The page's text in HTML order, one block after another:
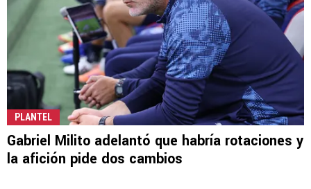
PLANTEL
Gabriel Milito adelantó que habría rotaciones y
la afición pide dos cambios